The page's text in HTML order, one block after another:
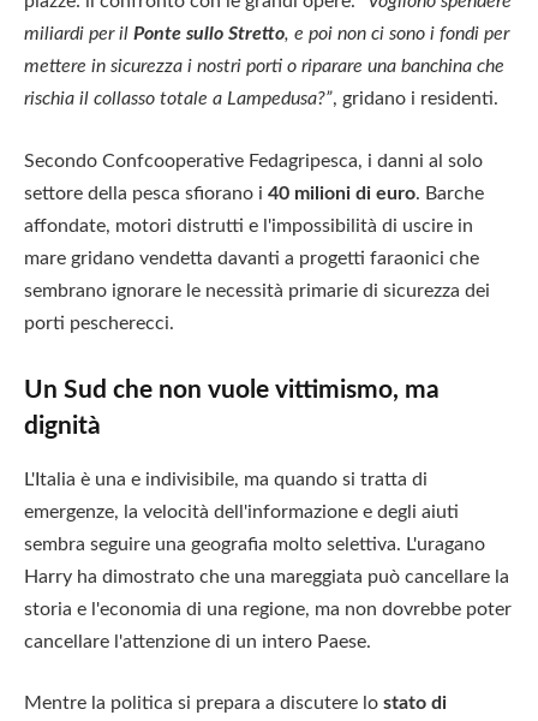
miliardi per il Ponte sullo Stretto, e poi non ci sono i fondi per
mettere in sicurezza i nostri porti o riparare una banchina che
rischia il collasso totale a Lampedusa?”, gridano i residenti.
Secondo Confcooperative Fedagripesca, i danni al solo
settore della pesca sfiorano i 40 milioni di euro. Barche
affondate, motori distrutti e l'impossibilità di uscire in
mare gridano vendetta davanti a progetti faraonici che
sembrano ignorare le necessità primarie di sicurezza dei
porti pescherecci.
Un Sud che non vuole vittimismo, ma
dignità
L'Italia è una e indivisibile, ma quando si tratta di
emergenze, la velocità dell'informazione e degli aiuti
sembra seguire una geografia molto selettiva. L'uragano
Harry ha dimostrato che una mareggiata può cancellare la
storia e l'economia di una regione, ma non dovrebbe poter
cancellare l'attenzione di un intero Paese.
Mentre la politica si prepara a discutere lo stato di